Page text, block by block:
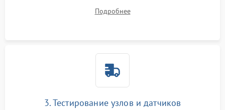
Обеспечение свободного доступа к ТЭНу, компрессору,
Подробнее
3. Тестирование узлов и датчиков